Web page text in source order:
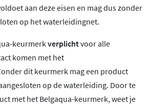
aan deze eisen en mag dus zonder
op het waterleidingnet.
keurmerkverplichtvoor alle
komen met het
dit keurmerk mag een product
op de waterleiding. Door te
met het Belgaqua-keurmerk, weet je